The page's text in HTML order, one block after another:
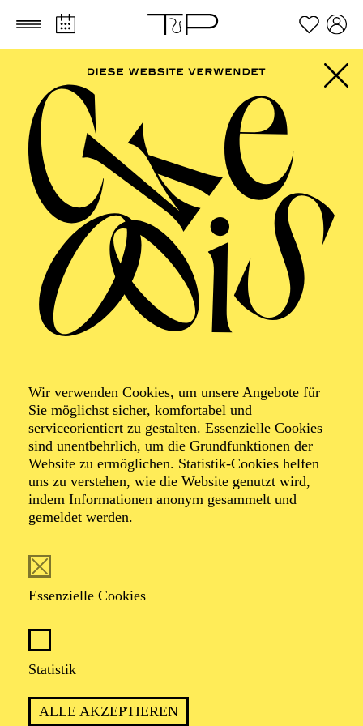
Zum Hauptinhalt springen Zum Footer springen
Wir verwenden Cookies, um unsere Angebote für
Sie möglichst sicher, komfortabel und
serviceorientiert zu gestalten. Essenzielle Cookies
sind unentbehrlich, um die Grundfunktionen der
Website zu ermöglichen. Statistik-Cookies helfen
uns zu verstehen, wie die Website genutzt wird,
indem Informationen anonym gesammelt und
gemeldet werden.
Essenzielle Cookies
Statistik
ALLE AKZEPTIEREN
FILTER
17:15
Einführung "zum Anfassen"für junges Publikum im 1.
TICKETS
57,00 42,00 35,00
DEZEMBER 2026
PHILHARMONIE ESSEN
Dienstag
01.12.2026
"AUS DER NEUEN WELT"
ESSENER JUGEND-
SYMPHONIE-ORCHESTER
CHRISTIAN VON GEHREN
Werke von Antonín Dvorák, Engelbert Humperdinck, Paul
Dukas
Vorverkauf startet demnächst
Die Veranstaltung ist vom Angebot der TUPcard ausgeschlossen.
Mittwoch
09:30 - 10:15